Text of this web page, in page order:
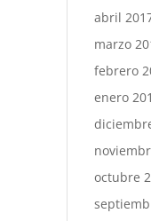
abril
marzo
febrero
enero
octubre